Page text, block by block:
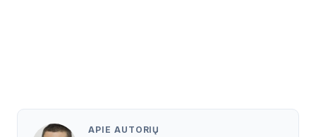
APIE AUTORIŲ